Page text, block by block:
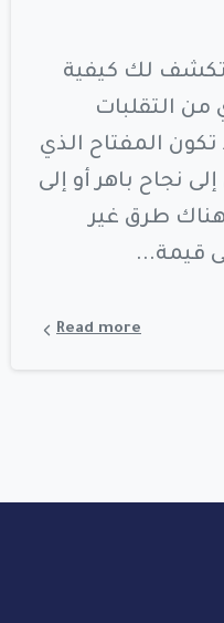
تكشف لك كيفية
من التقلبات
المفتاح الذي
نجاح باهر أو إلى
هناك طرق غير
قيمة...
Read more